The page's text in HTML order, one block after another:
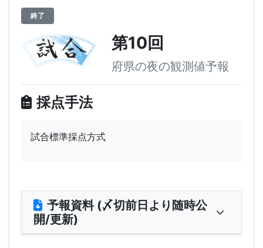
終了
第10回
府県の夜の観測値予報
採点手法
試合標準採点方式
予報資料 (〆切前日より随時公
開/更新)